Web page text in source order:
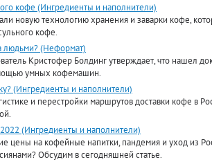
кофе (Ингредиенты и наполнители)
новую технологию хранения и заварки кофе,
кофе.
людьми? (Неформат)
Кристофер Болдинг утверждает, что нашел
умных кофемашин.
(Ингредиенты и наполнители)
и перестройки маршрутов доставки кофе в
(Ингредиенты и наполнители)
цены на кофейные напитки, пандемия и уход из
Обсудим в сегодняшней статье.